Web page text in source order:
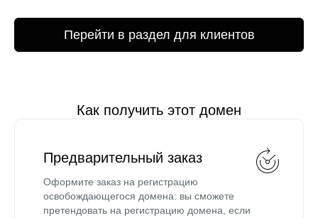
Перейти в раздел для клиентов
Как получить этот домен
Предварительный заказ
Оформите заказ на регистрацию
освобождающегося домена: вы сможете
претендовать на регистрацию домена, если